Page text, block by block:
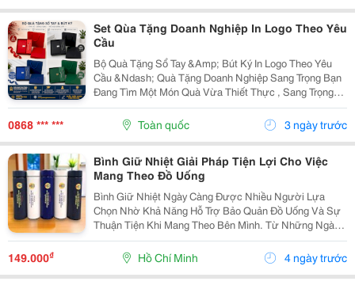
Set Qùa Tặng Doanh Nghiệp In Logo Theo Yêu
Cầu
Bộ Quà Tặng Sổ Tay &Amp; Bút Ký In Logo Theo Yêu
Cầu &Ndash; Quà Tặng Doanh Nghiệp Sang Trọng Bạn
Đang Tìm Một Món Quà Vừa Thiết Thực , Sang Trọng
Vừa Giúp Quảng Bá Thương Hiệu Hiệu Quả? Bộ Quà
Tặng Sổ Tay &Amp; Bút Ký Chính Là Lựa Chọn Được...
0868 *** *** Toàn quốc 3 ngày trước
Bình Giữ Nhiệt Giải Pháp Tiện Lợi Cho Việc
Mang Theo Đồ Uống
Bình Giữ Nhiệt Ngày Càng Được Nhiều Người Lựa
Chọn Nhờ Khả Năng Hỗ Trợ Bảo Quản Đồ Uống Và Sự
Thuận Tiện Khi Mang Theo Bên Mình. Từ Những Ngày
Học Tập, Làm Việc Bận Rộn Đến Các Hoạt Động Ngoài
Trời, Sản Phẩm Giúp Bạn Dễ Dàng Chuẩn Bị Nước
Uống Theo...
149.000₫ Hồ Chí Minh 4 ngày trước